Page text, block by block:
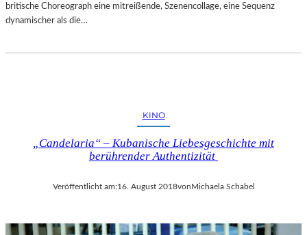
britische Choreograph eine mitreißende, Szenencollage, eine Sequenz
dynamischer als die…
KINO
„Candelaria“ – Kubanische Liebesgeschichte mit
berührender Authentizität
Veröffentlicht am:16. August 2018vonMichaela Schabel